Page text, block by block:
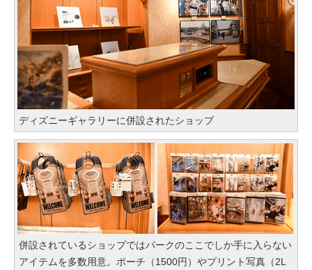
ディズニーギャラリーに併設されたショップ
併設されているショップではパークのここでしか手に入らない
アイテムを多数用意。ポーチ（1500円）やプリント写真（2L